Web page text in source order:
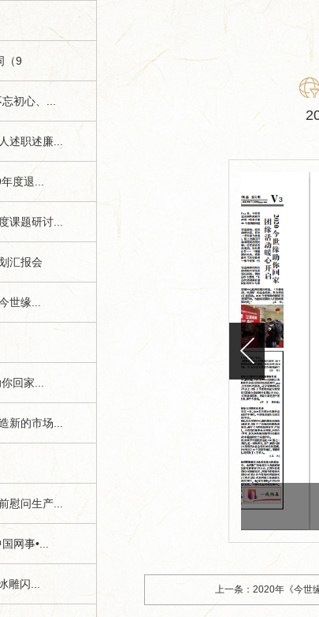
（9
初心、...
述职述廉...
度退...
课题研讨...
汇报会
缘...
回家...
新的市场...
慰问生产...
网事•...
雕闪...
版面标题：2020年《今世缘月报》第一期5、8版
上一条：2020年《今世